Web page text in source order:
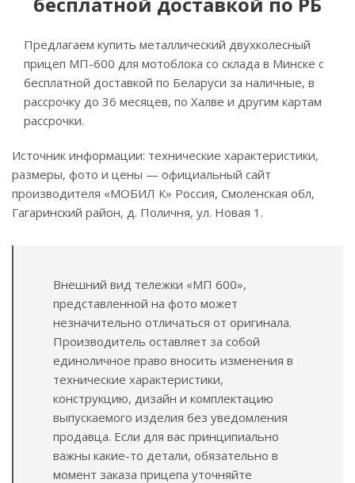
Предлагаем купить металлический двухколесный
прицеп МП-600 для мотоблока со склада в Минске с
бесплатной доставкой по Беларуси за наличные, в
рассрочку до 36 месяцев, по Халве и другим картам
рассрочки.
Источник информации: технические характеристики,
размеры, фото и цены — официальный сайт
производителя «МОБИЛ К» Россия, Смоленская обл,
Гагаринский район, д. Поличня, ул. Новая 1.
Внешний вид тележки «МП 600»,
представленной на фото может
незначительно отличаться от оригинала.
Производитель оставляет за собой
единоличное право вносить изменения в
технические характеристики,
конструкцию, дизайн и комплектацию
выпускаемого изделия без уведомления
продавца. Если для вас принципиально
важны какие-то детали, обязательно в
момент заказа прицепа уточняйте